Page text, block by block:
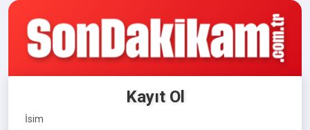
Kayıt Ol
İsim